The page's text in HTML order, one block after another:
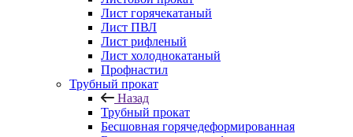
Лист горячекатаный
Лист ПВЛ
Лист рифленый
Лист холоднокатаный
Профнастил
Трубный прокат
Назад
Трубный прокат
Бесшовная горячедеформированная